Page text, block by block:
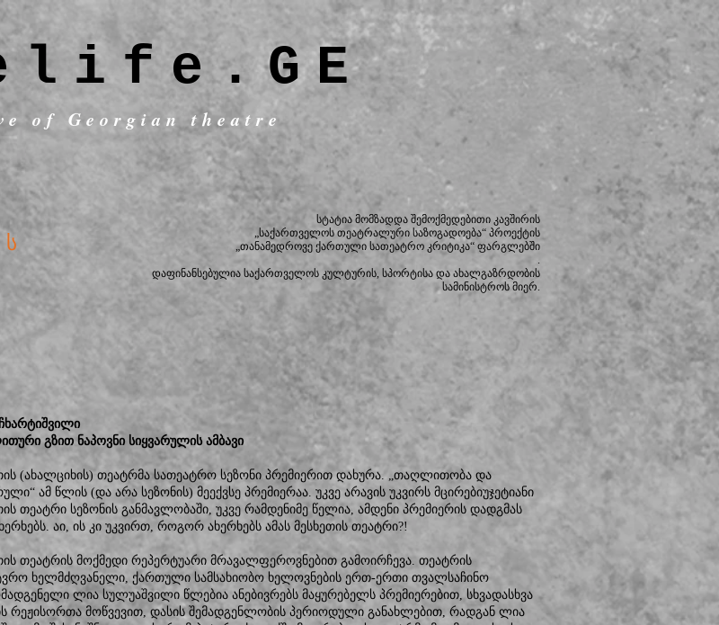
of Georgian theatre
სტატია მომზადდა შემოქმედებითი კავშირის
„საქართველოს თეატრალური საზოგადოება“ პროექტის
„თანამედროვე ქართული სათეატრო კრიტიკა“ ფარგლებში
.
დაფინანსებულია საქართველოს კულტურის, სპორტისა და ახალგაზრდობის
სამინისტროს მიერ.
გზით ნაპოვნი სიყვარულის ამბავი
(ახალციხის) თეატრმა სათეატრო სეზონი პრემიერით დახურა. „თაღლითობა და
ამ წლის (და არა სეზონის) მეექვსე პრემიერაა. უკვე არავის უკვირს მცირებიუჯეტიანი
თეატრი სეზონის განმავლობაში, უკვე რამდენიმე წელია, ამდენი პრემიერის დადგმას
აი, ის კი უკვირთ, როგორ ახერხებს ამას მესხეთის თეატრი?!
თეატრის მოქმედი რეპერტუარი მრავალფეროვნებით გამოირჩევა. თეატრის
ხელმძღვანელი, ქართული სამსახიობო ხელოვნების ერთ-ერთი თვალსაჩინო
ლია სულუაშვილი წლებია ანებივრებს მაყურებელს პრემიერებით, სხვადასხვა
რეჟისორთა მოწვევით, დასის შემადგენლობის პერიოდული განახლებით, რადგან ლია